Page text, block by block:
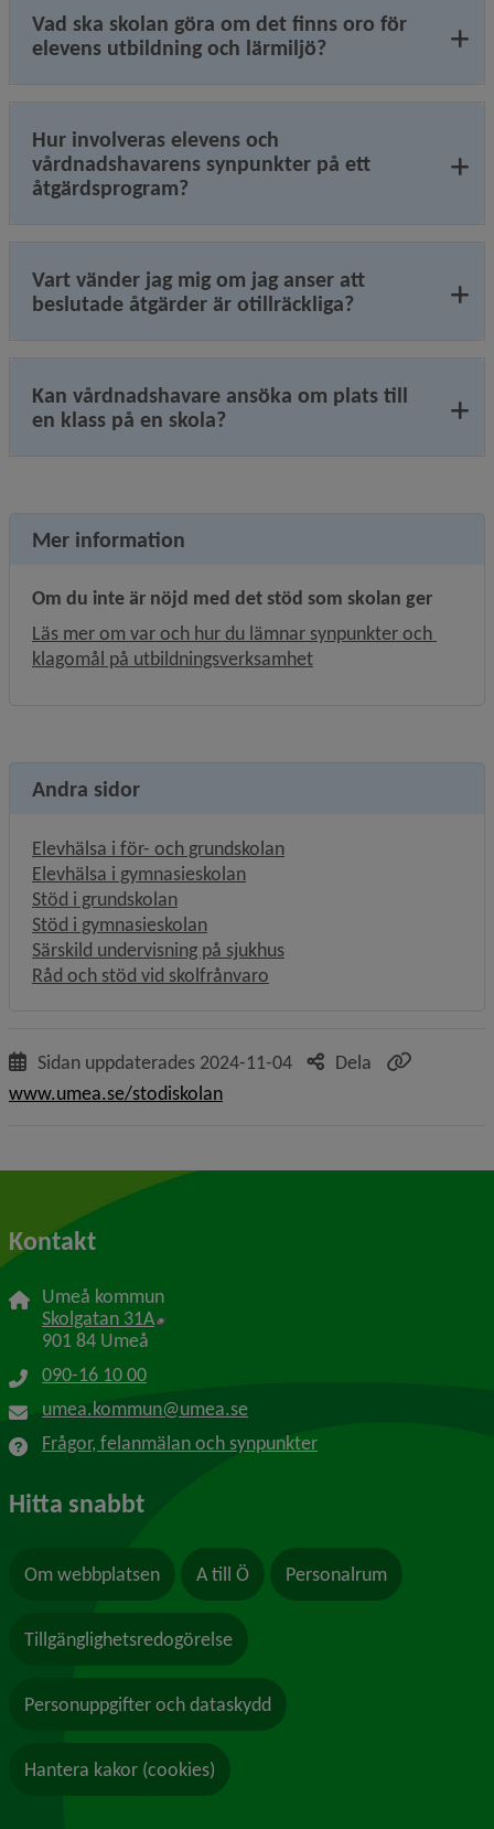
Vad ska skolan göra om det finns oro för
elevens utbildning och lärmiljö?
Hur involveras elevens och
vårdnadshavarens synpunkter på ett
åtgärdsprogram?
Vart vänder jag mig om jag anser att
beslutade åtgärder är otillräckliga?
Kan vårdnadshavare ansöka om plats till
en klass på en skola?
Mer information
Om du inte är nöjd med det stöd som skolan ger
Läs mer om var och hur du lämnar synpunkter och
klagomål på utbildningsverksamhet
Andra sidor
Elevhälsa i för- och grundskolan
Elevhälsa i gymnasieskolan
Stöd i grundskolan
Stöd i gymnasieskolan
Särskild undervisning på sjukhus
Råd och stöd vid skolfrånvaro
Sidan uppdaterades 2024-11-04
Dela
www.umea.se/stodiskolan
Kontakt
Umeå kommun
Skolgatan 31A Länk till annan webbplats, öppnas i nytt
901 84 Umeå
090-16 10 00
umea.kommun@umea.se
Frågor, felanmälan och synpunkter
Hitta snabbt
Om webbplatsen A till Ö Personalrum
Tillgänglighetsredogörelse
Personuppgifter och dataskydd
Hantera kakor (cookies)